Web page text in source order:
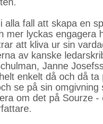
alla fall att skapa en
mer lyckas engagera
att kliva ur sin
av kanske
Janne
enkelt då och då ta
se på sin omgivning
om det på Sourze -